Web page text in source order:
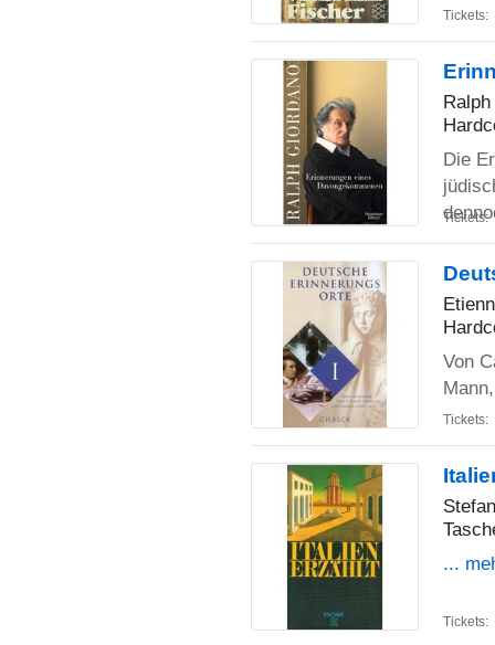
Tickets:
Die
Tickets:
Von
Tickets:
...
Tickets: